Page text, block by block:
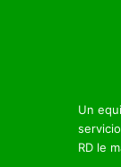
Un
RD le